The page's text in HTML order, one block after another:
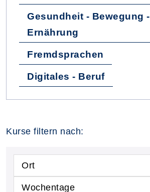
Gesundheit - Bewegung -
Ernährung
Fremdsprachen
Digitales - Beruf
Kurse filtern nach:
Ort
Wochentage